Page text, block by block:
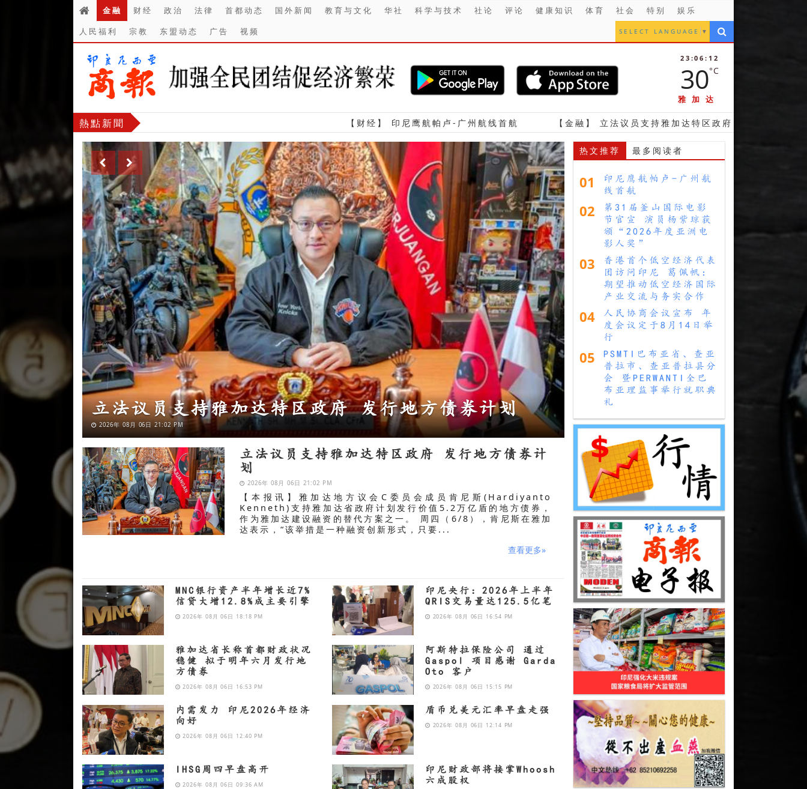
金融 财经 政治 法律 首都动态 国外新闻 教育与文化 华社 科学与技术 社论 评论 健康知识 体育 社会 特别
娱乐
人民福利
宗教 东盟动态 广告 视频 SELECT LANGUAGE ▼
23:06:13
30°C
雅加达
熱點新聞 【财经】 印尼鹰航帕卢-广州航线首航 【金融】 立法议员支持雅加达特区政府 发行地方债券计划
MNC银行资产半年增长近7% 信贷大增12.8%成主要引
擎
2026年 08月 06日 18:18 PM
立法议员支持雅加达特区政府 发行地方债券计
划
2026年 08月 06日 21:02 PM
【本报讯】雅加达地方议会C委员会成员肯尼斯(Hardiyanto
Kenneth)支持雅加达省政府计划发行价值5.2万亿盾的地方债券，
作为雅加达建设融资的替代方案之一。 周四（6/8），肯尼斯在雅加
达表示，“该举措是一种融资创新形式，只要...
查看更多»
MNC银行资产半年增长近7%
信贷大增12.8%成主要引擎
2026年 08月 06日 18:18 PM
印尼央行：2026年上半年
QRIS交易量达125.5亿笔
2026年 08月 06日 16:54 PM
雅加达省长称首都财政状况
稳健 拟于明年六月发行地
方债券
2026年 08月 06日 16:53 PM
阿斯特拉保险公司 通过
Gaspol 项目感谢 Garda
Oto 客户
2026年 08月 06日 15:15 PM
内需发力 印尼2026年经济
向好
2026年 08月 06日 12:40 PM
盾币兑美元汇率早盘走强
2026年 08月 06日 12:14 PM
IHSG周四早盘高开
2026年 08月 06日 09:36 AM
印尼财政部将接掌Whoosh
六成股权
热文推荐 最多阅读者
01
印尼鹰航帕卢-广州航
线首航
02
第31届釜山国际电影
节官宣 演员杨紫琼获
颁“2026年度亚洲电
影人奖”
03
香港首个低空经济代表
团访问印尼 葛佩帆：
期望推动低空经济国际
产业交流与务实合作
04
人民协商会议宣布 年
度会议定于8月14日举
行
05
PSMTI巴布亚省、查亚
普拉市、查亚普拉县分
会 暨PERWANTI全巴
布亚理监事举行就职典
礼